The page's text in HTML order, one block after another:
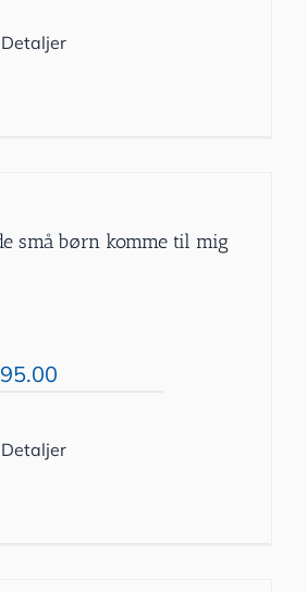
Detaljer
små børn komme til mig
Detaljer